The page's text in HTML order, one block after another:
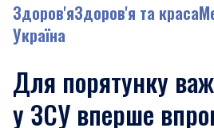
Здоров'яЗдоров'я та краса
Україна
Для порятунку
у ЗСУ вперше